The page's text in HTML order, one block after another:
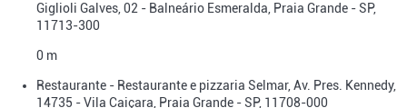
Giglioli Galves, 02 - Balneário Esmeralda, Praia Grande - SP,
11713-300
0 m
Restaurante - Restaurante e pizzaria Selmar, Av. Pres. Kennedy,
14735 - Vila Caiçara, Praia Grande - SP, 11708-000